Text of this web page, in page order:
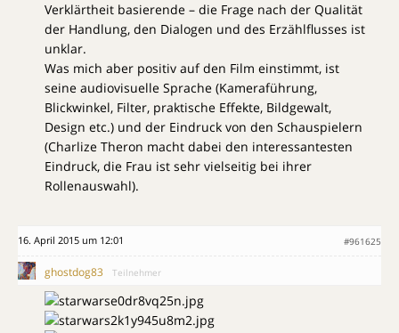
Verklärtheit basierende – die Frage nach der Qualität
der Handlung, den Dialogen und des Erzählflusses ist
unklar.
Was mich aber positiv auf den Film einstimmt, ist
seine audiovisuelle Sprache (Kameraführung,
Blickwinkel, Filter, praktische Effekte, Bildgewalt,
Design etc.) und der Eindruck von den Schauspielern
(Charlize Theron macht dabei den interessantesten
Eindruck, die Frau ist sehr vielseitig bei ihrer
Rollenauswahl).
16. April 2015 um 12:01 #961625
ghostdog83 Teilnehmer